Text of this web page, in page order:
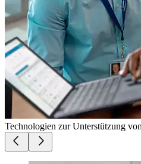
Technologien zur Unterstützung